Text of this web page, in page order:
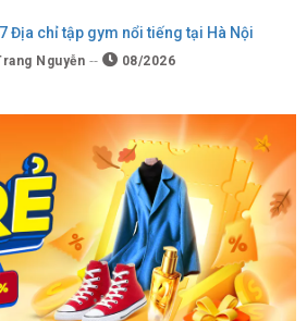
Địa chỉ tập gym nổi tiếng tại Hà Nội
Nguyễn 08/2026